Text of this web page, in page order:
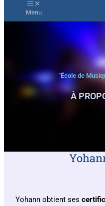
"École de
À
Yohann obtient ses